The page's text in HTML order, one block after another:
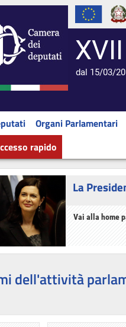
dal 15/03/
Organi Parlamentari
rapido
La
Vai alla home
dell'attività